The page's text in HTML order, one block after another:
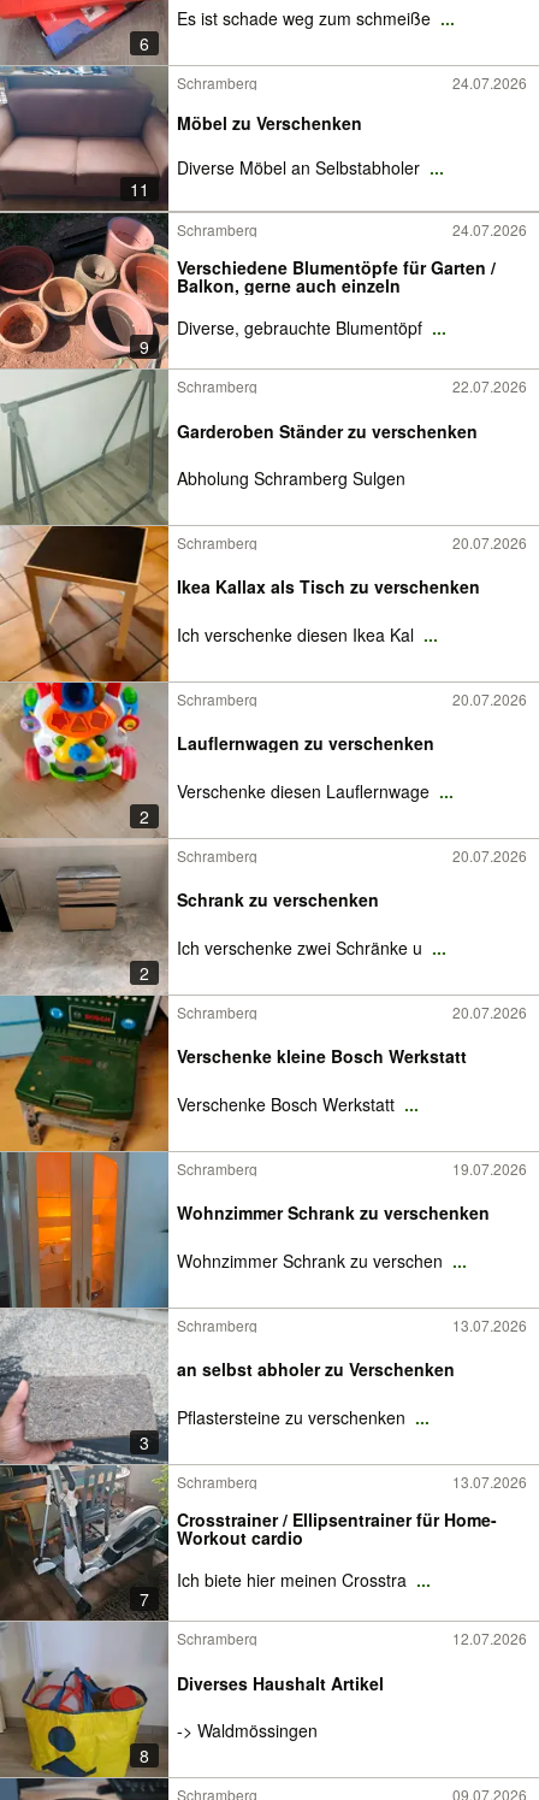
6
Es ist schade weg zum schmeiße ...
11
Schramberg 24.07.2026
Möbel zu Verschenken
Diverse Möbel an Selbstabholer ...
9
Schramberg 24.07.2026
Verschiedene Blumentöpfe für Garten /
Balkon, gerne auch einzeln
Diverse, gebrauchte Blumentöpf ...
Schramberg 22.07.2026
Garderoben Ständer zu verschenken
Abholung Schramberg Sulgen
Schramberg 20.07.2026
Ikea Kallax als Tisch zu verschenken
Ich verschenke diesen Ikea Kal ...
2
Schramberg 20.07.2026
Lauflernwagen zu verschenken
Verschenke diesen Lauflernwage ...
2
Schramberg 20.07.2026
Schrank zu verschenken
Ich verschenke zwei Schränke u ...
Schramberg 20.07.2026
Verschenke kleine Bosch Werkstatt
Verschenke Bosch Werkstatt ...
Schramberg 19.07.2026
Wohnzimmer Schrank zu verschenken
Wohnzimmer Schrank zu verschen ...
3
Schramberg 13.07.2026
an selbst abholer zu Verschenken
Pflastersteine zu verschenken ...
7
Schramberg 13.07.2026
Crosstrainer / Ellipsentrainer für Home-
Workout cardio
Ich biete hier meinen Crosstra ...
8
Schramberg 12.07.2026
Diverses Haushalt Artikel
-> Waldmössingen
Schramberg 09.07.2026